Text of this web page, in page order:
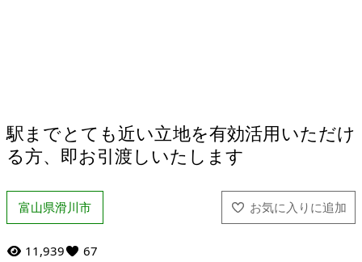
駅までとても近い立地を有効活用いただけ
る方、即お引渡しいたします
富山県滑川市
11,939 67